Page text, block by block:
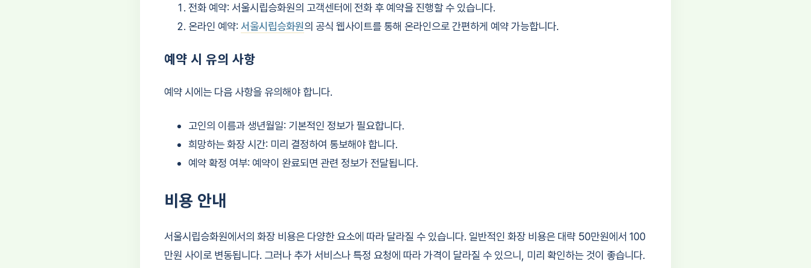
전화 예약: 서울시립승화원의 고객센터에 전화 후 예약을 진행할 수 있습니다.
온라인 예약: 서울시립승화원의 공식 웹사이트를 통해 온라인으로 간편하게 예약 가능합니다.
예약 시 유의 사항
예약 시에는 다음 사항을 유의해야 합니다.
고인의 이름과 생년월일: 기본적인 정보가 필요합니다.
희망하는 화장 시간: 미리 결정하여 통보해야 합니다.
예약 확정 여부: 예약이 완료되면 관련 정보가 전달됩니다.
비용 안내
서울시립승화원에서의 화장 비용은 다양한 요소에 따라 달라질 수 있습니다. 일반적인 화장 비용은 대략 50만원에서 100
만원 사이로 변동됩니다. 그러나 추가 서비스나 특정 요청에 따라 가격이 달라질 수 있으니, 미리 확인하는 것이 좋습니다.